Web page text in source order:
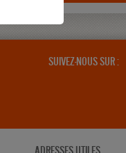
SUIVEZ-NOUS SUR :